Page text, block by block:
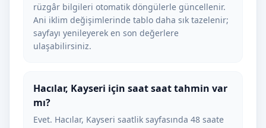
rüzgâr bilgileri otomatik döngülerle güncellenir.
Ani iklim değişimlerinde tablo daha sık tazelenir;
sayfayı yenileyerek en son değerlere
ulaşabilirsiniz.
Hacılar, Kayseri için saat saat tahmin var
mı?
Evet. Hacılar, Kayseri saatlik sayfasında 48 saate